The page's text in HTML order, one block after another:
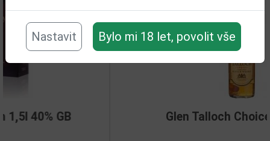
Nastavit Bylo mi 18 let, povolit vše
Glen Talloch Choice 1,5l 40%